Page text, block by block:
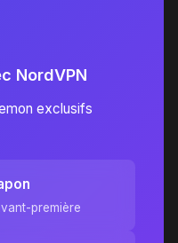
NordVPN
exclusifs
première